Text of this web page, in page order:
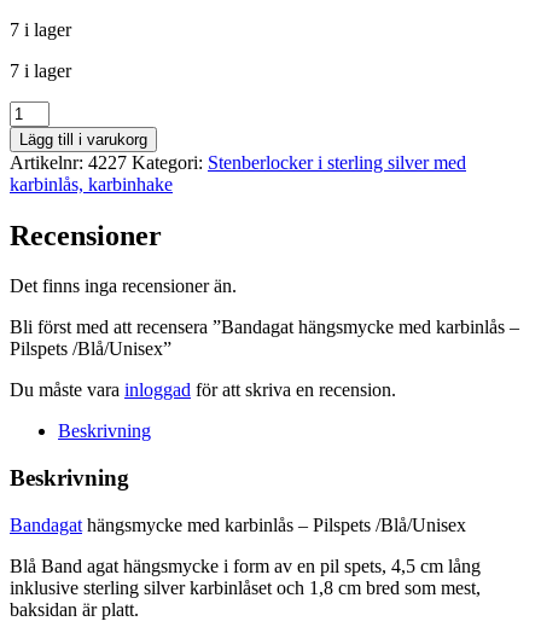
7 i lager
7 i lager
Bandagat
hängsmycke
med
karbinlås
-
/Blå/Unisex
Lägg till i varukorg
Artikelnr: 4227 Kategori: Stenberlocker i sterling silver med
karbinlås, karbinhake
Recensioner
Det finns inga recensioner än.
Bli först med att recensera ”Bandagat hängsmycke med karbinlås –
Pilspets /Blå/Unisex”
Du måste vara inloggad för att skriva en recension.
Beskrivning
Beskrivning
Bandagat hängsmycke med karbinlås – Pilspets /Blå/Unisex
Blå Band agat hängsmycke i form av en pil spets, 4,5 cm lång
inklusive sterling silver karbinlåset och 1,8 cm bred som mest,
baksidan är platt.